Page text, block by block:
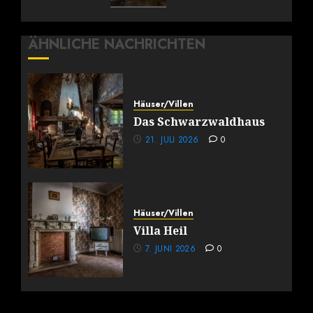
ÄHNLICHE NACHRICHTEN
Häuser/Villen
Das Schwarzwaldhaus
21. JULI 2026 0
Häuser/Villen
Villa Heil
7. JUNI 2026 0